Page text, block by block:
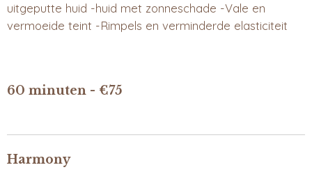
uitgeputte huid -huid met zonneschade -Vale en
vermoeide teint -Rimpels en verminderde elasticiteit
60 minuten - €75
Harmony